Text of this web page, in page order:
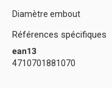
Diamètre embout
Références spécifiques
ean13
4710701881070